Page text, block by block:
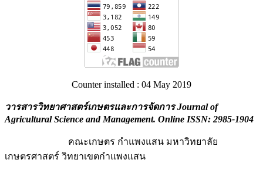
Counter installed : 04 May 2019
วารสารวิทยาศาสตร์เกษตรและการจัดการ Journal of
Agricultural Science and Management. Online ISSN: 2985-1904
คณะเกษตร กำแพงแสน มหาวิทยาลัย
เกษตรศาสตร์ วิทยาเขตกำแพงแสน